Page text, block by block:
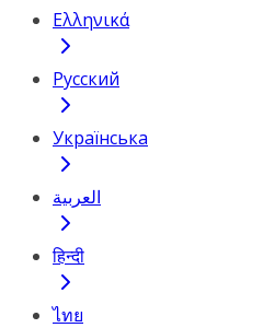
Ελληνικά
Русский
Українська
العربية
हिन्दी
ไทย